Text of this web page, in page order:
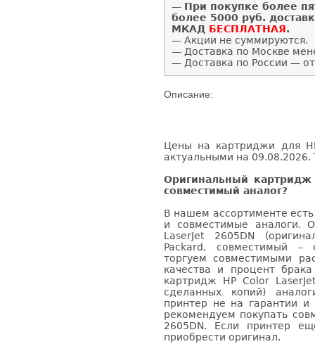
— При покупке более
более 5000 руб.
МКАД БЕСПЛАТНАЯ.
— Акции не суммируются.
— Доставка по Москве
— Доставка по России —
Описание:
Цены на картриджи для
актуальными на 09.08.2026.
Оригинальный
совместимый аналог?
В нашем ассортименте
и совместимые аналоги.
LaserJet 2605DN
Packard, совместимый –
торгуем совместимыми
качества и процент
картридж HP Color
сделанных копий)
принтер не на гарантии
рекомендуем покупать
2605DN. Если принтер
приобрести оригинал.